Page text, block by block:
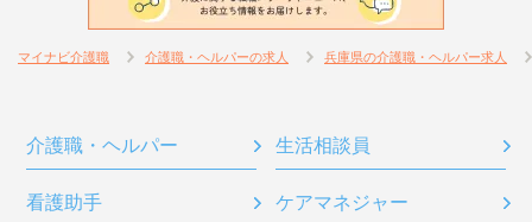
マイナビ介護職 介護職・ヘルパーの求人 兵庫県の介護職・ヘルパー求人
介護職・ヘルパー 生活相談員
看護助手 ケアマネジャー